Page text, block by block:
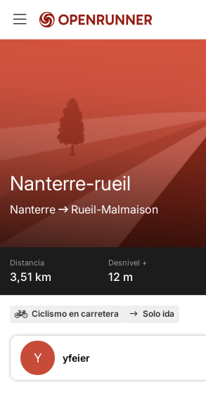
Nanterre-rueil
Nanterre Rueil-Malmaison
Distancia
3,51 km
Desnivel +
12 m
Ciclismo en carretera Solo ida
Y yfeier